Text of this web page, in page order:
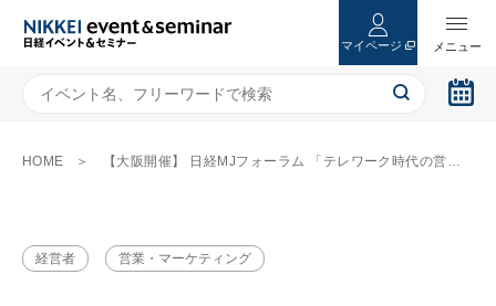
マイページ
HOME 【大阪開催】 日経MJフォーラム 「テレワーク時代の営業改革」
経営者 営業・マーケティング